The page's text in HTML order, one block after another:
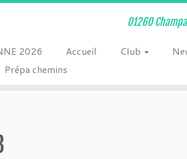
01260
2026 Accueil Club
Prépa chemins